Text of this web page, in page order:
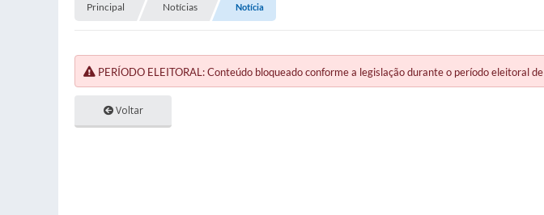
Principal Notícias Notícia
PERÍODO ELEITORAL: Conteúdo bloqueado conforme a legislação durante o período eleitoral de
Voltar